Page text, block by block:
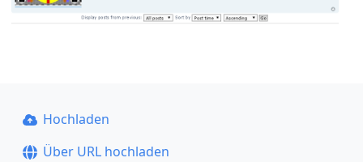
Hochladen
Über URL hochladen